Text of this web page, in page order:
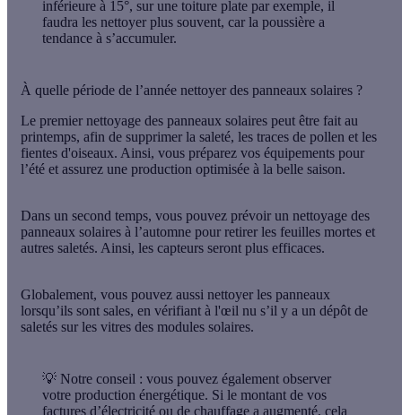
inférieure à 15°, sur une toiture plate par exemple, il
faudra les nettoyer plus souvent, car la poussière a
tendance à s’accumuler.
À quelle période de l’année nettoyer des panneaux solaires ?
Le premier nettoyage des panneaux solaires peut être fait au
printemps, afin de supprimer la saleté, les traces de pollen et les
fientes d'oiseaux. Ainsi, vous préparez vos équipements pour
l’été et assurez une production optimisée à la belle saison.
Dans un second temps, vous pouvez prévoir un nettoyage des
panneaux solaires à l’automne pour retirer les feuilles mortes et
autres saletés. Ainsi, les capteurs seront plus efficaces.
Globalement, vous pouvez aussi nettoyer les panneaux
lorsqu’ils sont sales, en vérifiant à l'œil nu s’il y a un dépôt de
saletés sur les vitres des modules solaires.
💡 Notre conseil : vous pouvez également observer
votre production énergétique. Si le montant de vos
factures d’électricité ou de chauffage a augmenté, cela